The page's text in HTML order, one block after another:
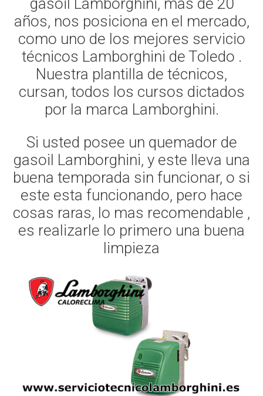
gasoil Lamborghini, mas de 20
años, nos posiciona en el mercado,
como uno de los mejores servicio
técnicos Lamborghini de Toledo .
Nuestra plantilla de técnicos,
cursan, todos los cursos dictados
por la marca Lamborghini.
Si usted posee un quemador de
gasoil Lamborghini, y este lleva una
buena temporada sin funcionar, o si
este esta funcionando, pero hace
cosas raras, lo mas recomendable ,
es realizarle lo primero una buena
limpieza